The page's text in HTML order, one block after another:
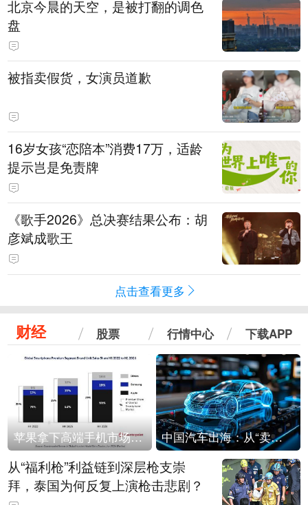
北京今晨的天空，是被打翻的调色
盘
被指卖假货，女演员道歉
16岁女孩“恋陪本”消费17万，适龄
提示岂是免责牌
《歌手2026》总决赛结果公布：胡
彦斌成歌王
点击查看更多
财经 股票 行情中心 下载APP
苹果拿下高端手机市场65%的份额：iPhone 17系列功不可没 中国汽车出海：从“卖出去”到“走进去”
从“福利枪”利益链到深层枪支崇
拜，泰国为何反复上演枪击悲剧？